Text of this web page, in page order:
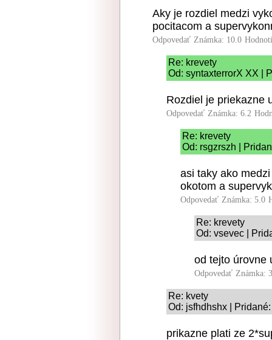
Aky je rozdiel medzi
pocitacom a
Odpovedať Známka: 10.0
Re: krevety
Od: syntaxterrorX XX |
Rozdiel je priekazne
Odpovedať Známka: 6.2
Re: krevety
Od: rsgzrszh |
asi taky ako
okotom a
Odpovedať Známka: 5.0
Re: krevety
Od: vsevec |
od tejto úrovne
Odpovedať Známka:
Re: kvety
Od: jsfhdhshx |
prikazne plati ze